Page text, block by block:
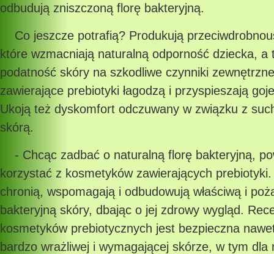
odbudują zniszczoną florę bakteryjną.
Co jeszcze potrafią? Produkują
które wzmacniają naturalną odporność dziecka, a
podatność skóry na szkodliwe czynniki
zawierające prebiotyki łagodzą i przyspieszają
Ukoją też dyskomfort odczuwany w związku z
skórą.
- Chcąc zadbać o naturalną florę bakteryjną,
korzystać z kosmetyków zawierających
chronią, wspomagają i odbudowują właściwą i
bakteryjną skóry, dbając o jej zdrowy wygląd.
kosmetyków prebiotycznych jest bezpieczna
bardzo wrażliwej i wymagającej skórze, w tym dla